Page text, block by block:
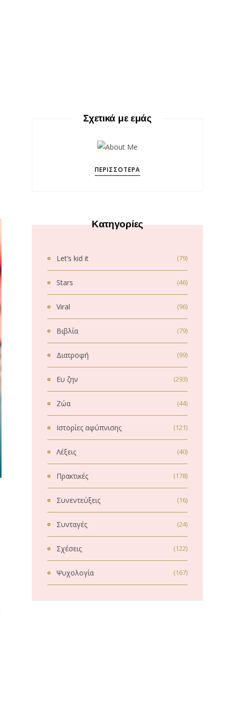
Σχετικά με εμάς
ΠΕΡΙΣΣΌΤΕΡΑ
Κατηγορίες
Let’s kid it (79)
Stars (46)
Viral (96)
Βιβλία (79)
Διατροφή (99)
Ευ ζην (293)
Ζώα (44)
Ιστορίες αφύπνισης (121)
Λέξεις (40)
Πρακτικές (178)
Συνεντεύξεις (16)
Συνταγές (24)
Σχέσεις (122)
Ψυχολογία (167)